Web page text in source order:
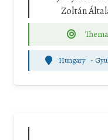
Zoltán
Hungary -